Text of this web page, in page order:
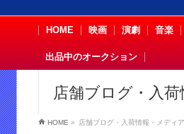
HOME 映画 演劇 音楽
出品中のオークション
店舗ブログ・入
HOME » 店舗ブログ・入荷情報・メディ